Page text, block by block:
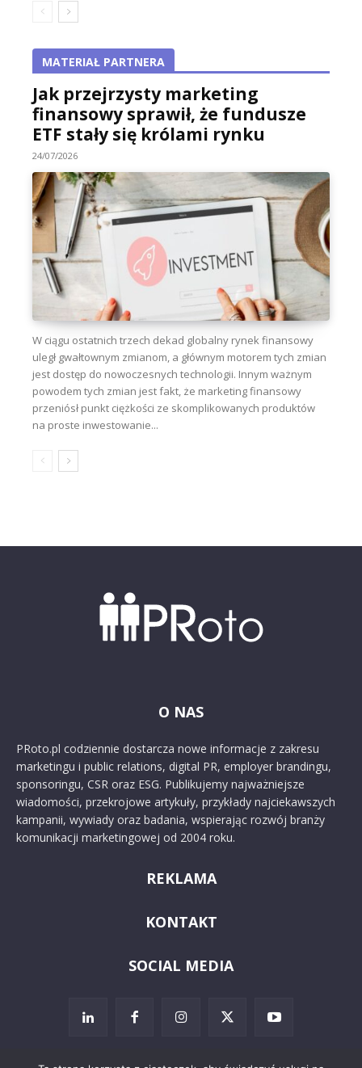
MATERIAŁ PARTNERA
Jak przejrzysty marketing
finansowy sprawił, że fundusze
ETF stały się królami rynku
24/07/2026
W ciągu ostatnich trzech dekad globalny rynek finansowy
uległ gwałtownym zmianom, a głównym motorem tych zmian
jest dostęp do nowoczesnych technologii. Innym ważnym
powodem tych zmian jest fakt, że marketing finansowy
przeniósł punkt ciężkości ze skomplikowanych produktów
na proste inwestowanie...
O NAS
PRoto.pl codziennie dostarcza nowe informacje z zakresu
marketingu i public relations, digital PR, employer brandingu,
sponsoringu, CSR oraz ESG. Publikujemy najważniejsze
wiadomości, przekrojowe artykuły, przykłady najciekawszych
kampanii, wywiady oraz badania, wspierając rozwój branży
komunikacji marketingowej od 2004 roku.
REKLAMA
KONTAKT
SOCIAL MEDIA